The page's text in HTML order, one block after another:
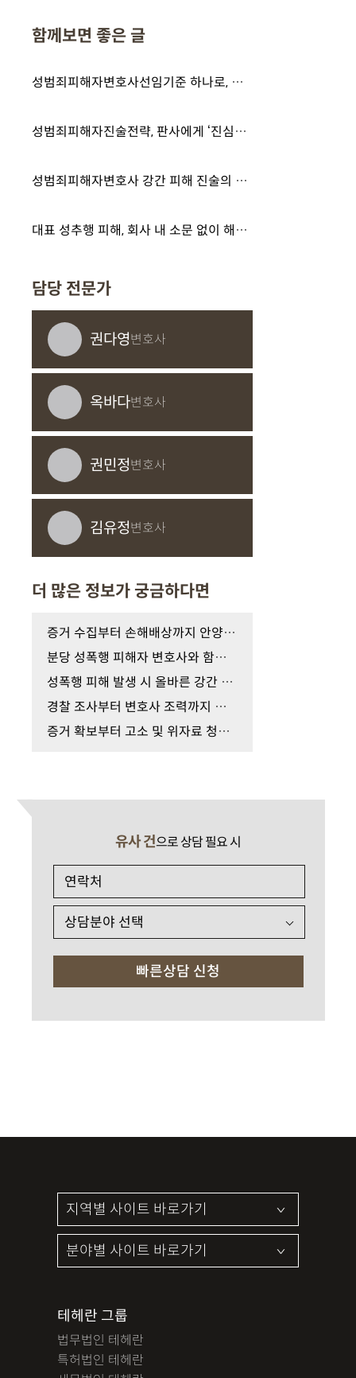
함께보면 좋은 글
성범죄피해자변호사선임기준 하나로, 결과가 이렇게 갈렸습니다
성범죄피해자진술전략, 판사에게 ‘진심이 통하는 말’은?
성범죄피해자변호사 강간 피해 진술의 중요성은
대표 성추행 피해, 회사 내 소문 없이 해결하는 현실적 방법 있을까?
담당 전문가
권다영변호사
옥바다변호사
권민정변호사
김유정변호사
더 많은 정보가 궁금하다면
증거 수집부터 손해배상까지 안양 성추행 피해자 변…
분당 성폭행 피해자 변호사와 함께 준비하는 증거 확…
성폭행 피해 발생 시 올바른 강간 증거 수집 대응 가…
경찰 조사부터 변호사 조력까지 성폭행 피해자 진술 …
증거 확보부터 고소 및 위자료 청구까지 헬스장 성추…
유사 건으로 상담 필요 시
테헤란 그룹
법무법인 테헤란
특허법인 테헤란